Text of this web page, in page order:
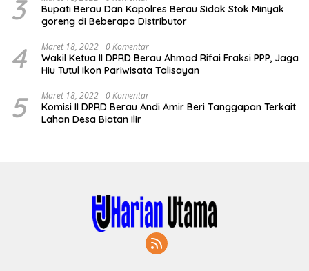
3
Bupati Berau Dan Kapolres Berau Sidak Stok Minyak
goreng di Beberapa Distributor
4 Maret 18, 2022 0 Komentar
Wakil Ketua II DPRD Berau Ahmad Rifai Fraksi PPP, Jaga
Hiu Tutul Ikon Pariwisata Talisayan
5 Maret 18, 2022 0 Komentar
Komisi II DPRD Berau Andi Amir Beri Tanggapan Terkait
Lahan Desa Biatan Ilir